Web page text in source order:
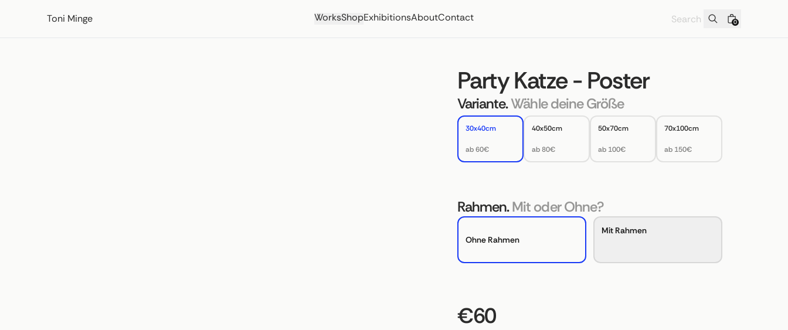
Toni Minge
WorksShopExhibitionsAboutContact 0
Party Katze - Poster
Variante.Wähle deine Größe
30x40cm
ab 60€
40x50cm
ab 80€
50x70cm
ab 100€
70x100cm
ab 150€
Rahmen.Mit oder Ohne?
Ohne Rahmen
Mit Rahmen
€60